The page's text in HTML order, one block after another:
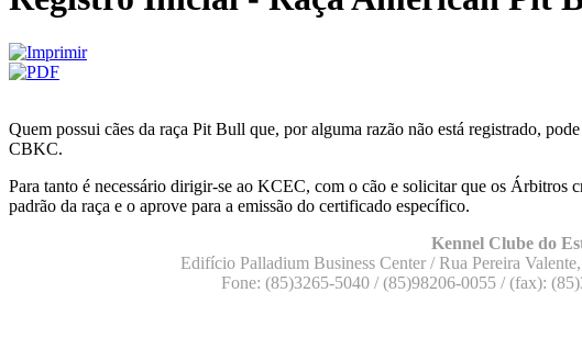
Quem possui cães da raça Pit Bull que, por alguma razão não está registrado,
CBKC.
Para tanto é necessário dirigir-se ao KCEC, com o cão e solicitar que os
padrão da raça e o aprove para a emissão do certificado específico.
Kennel Clube do
Edifício Palladium Business Center / Rua Pereira
Fone: (85)3265-5040 / (85)98206-0055 / (fax):